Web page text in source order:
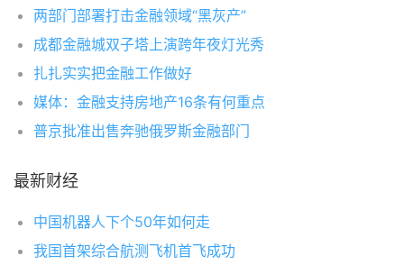
两部门部署打击金融领域“黑灰产”
成都金融城双子塔上演跨年夜灯光秀
扎扎实实把金融工作做好
媒体：金融支持房地产16条有何重点
普京批准出售奔驰俄罗斯金融部门
最新财经
中国机器人下个50年如何走
我国首架综合航测飞机首飞成功